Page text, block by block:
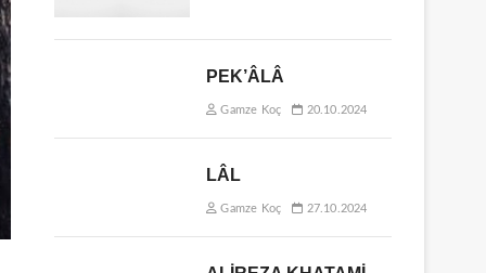
PEK’ÂLÂ
Gamze Koç 20.10.2024
LÂL
Gamze Koç 27.10.2024